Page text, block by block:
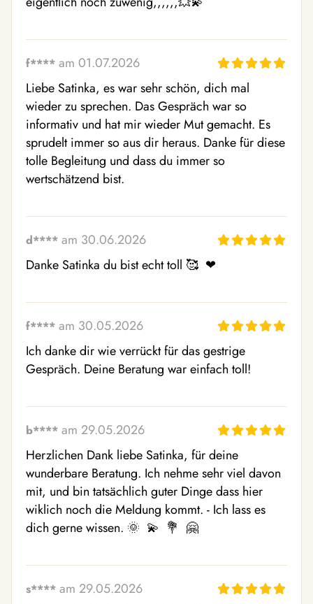
f**** am 01.07.2026
Liebe Satinka, es war sehr schön, dich mal
wieder zu sprechen. Das Gespräch war so
informativ und hat mir wieder Mut gemacht. Es
sprudelt immer so aus dir heraus. Danke für diese
tolle Begleitung und dass du immer so
wertschätzend bist.
d**** am 30.06.2026
Danke Satinka du bist echt toll 🥰  ❤ ️
f**** am 30.05.2026
Ich danke dir wie verrückt für das gestrige
Gespräch. Deine Beratung war einfach toll!
b**** am 29.05.2026
Herzlichen Dank liebe Satinka, für deine
wunderbare Beratung. Ich nehme sehr viel davon
mit, und bin tatsächlich guter Dinge dass hier
wiklich noch die Meldung kommt. - Ich lass es
dich gerne wissen. 🌞  💫  💐  🤗
s**** am 29.05.2026